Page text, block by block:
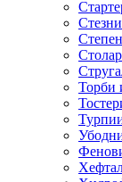
Торби